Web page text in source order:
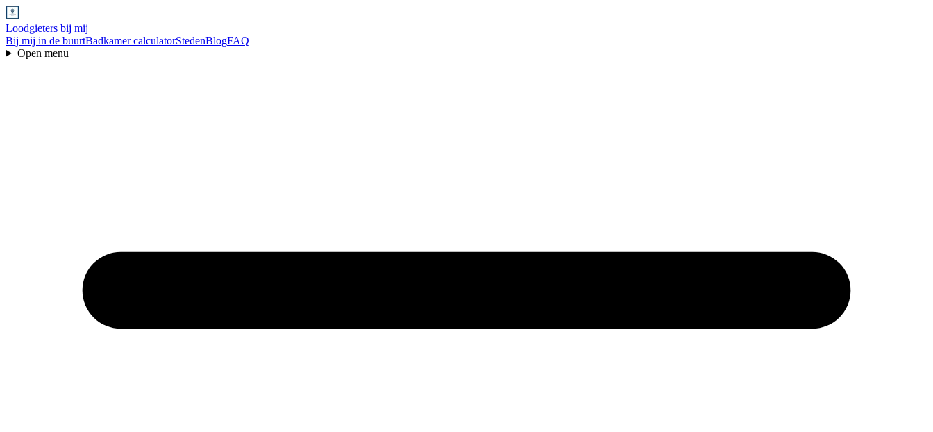
Loodgieters bij mij
Bij mij in de buurtBadkamer calculatorStedenBlogFAQ
Open menu